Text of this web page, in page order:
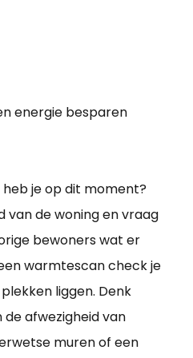
energie besparen
je op dit moment?
van de woning en vraag
bewoners wat er
warmtescan check je
liggen. Denk
afwezigheid van
muren of een